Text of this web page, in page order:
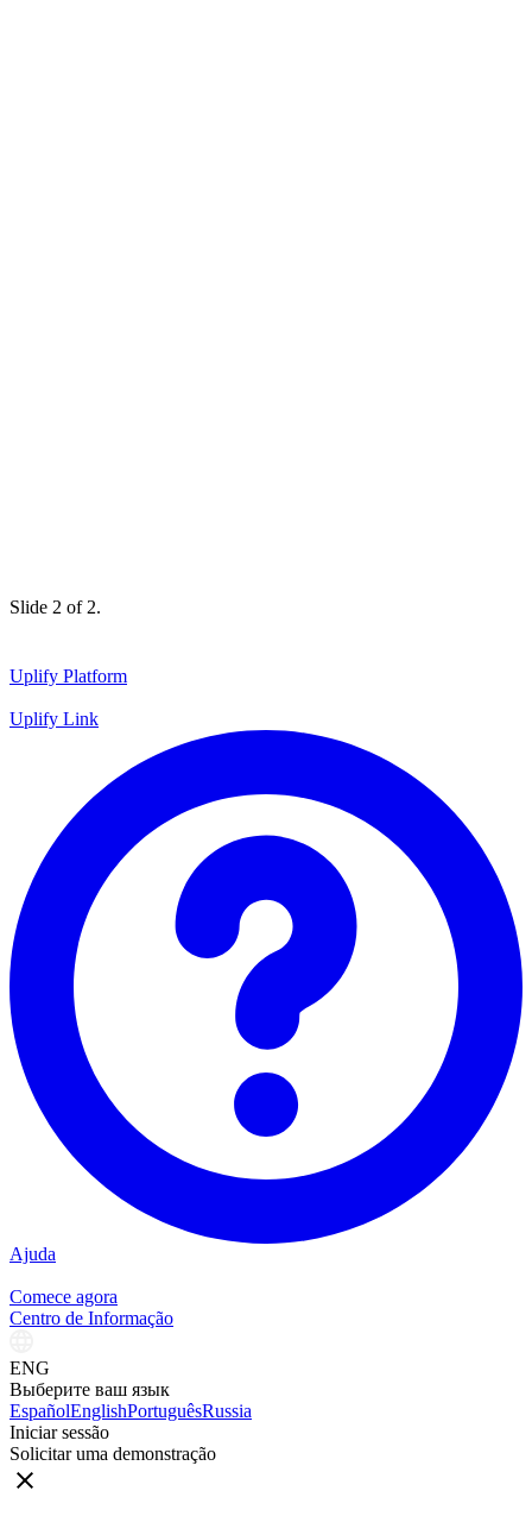
Slide 1 of 2.
Uplify Platform
Uplify Link
Ajuda
Comece agora
Centro de Informação
ENG
Выберите ваш язык
EspañolEnglishPortuguêsRussia
Iniciar sessão
Solicitar uma demonstração